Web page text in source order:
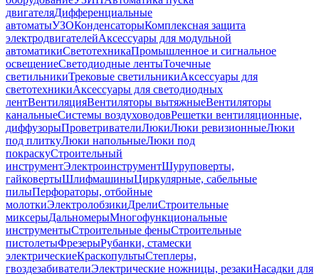
двигателяДифференциальные
автоматыУЗОКонденсаторыКомплексная защита
электродвигателейАксессуары для модульной
автоматикиСветотехникаПромышленное и сигнальное
освещениеСветодиодные лентыТочечные
светильникиТрековые светильникиАксессуары для
светотехникиАксессуары для светодиодных
лентВентиляцияВентиляторы вытяжныеВентиляторы
канальныеСистемы воздуховодовРешетки вентиляционные,
диффузорыПроветривателиЛюкиЛюки ревизионныеЛюки
под плиткуЛюки напольныеЛюки под
покраскуСтроительный
инструментЭлектроинструментШуруповерты,
гайковертыШлифмашиныЦиркулярные, сабельные
пилыПерфораторы, отбойные
молоткиЭлектролобзикиДрелиСтроительные
миксерыДальномерыМногофункциональные
инструментыСтроительные феныСтроительные
пистолетыФрезерыРубанки, стамески
электрическиеКраскопультыСтеплеры,
гвоздезабивателиЭлектрические ножницы, резакиНасадки для